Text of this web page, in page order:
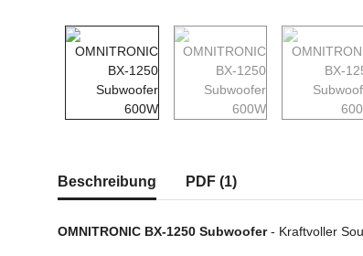
Beschreibung PDF (1)
OMNITRONIC BX-1250 Subwoofer- Kraftvoller